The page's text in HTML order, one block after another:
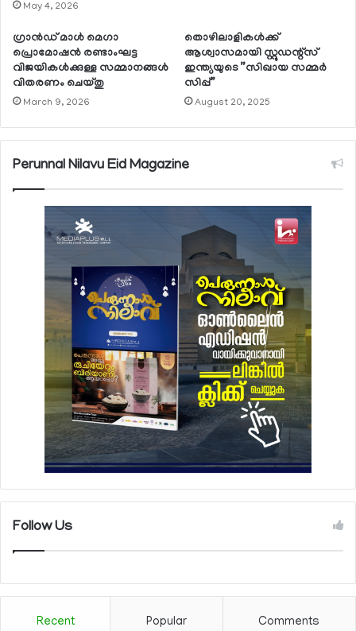
May 4, 2026
ഗ്രാന്‍ഡ് മാള്‍ മെഗാ
പ്രൊമോഷന്‍ രണ്ടാംഘട്ട
വിജയികള്‍ക്കുള്ള സമ്മാനങ്ങള്‍
വിതരണം ചെയ്തു
March 9, 2026
തൊഴിലാളികള്‍ക്ക്
ആശ്വാസമായി സ്റ്റുഡന്റ്‌സ്
ഇന്ത്യയുടെ ”സിഖായ സമ്മര്‍
സിപ്പ്”
August 20, 2025
Perunnal Nilavu Eid Magazine
Follow Us
Recent Popular Comments